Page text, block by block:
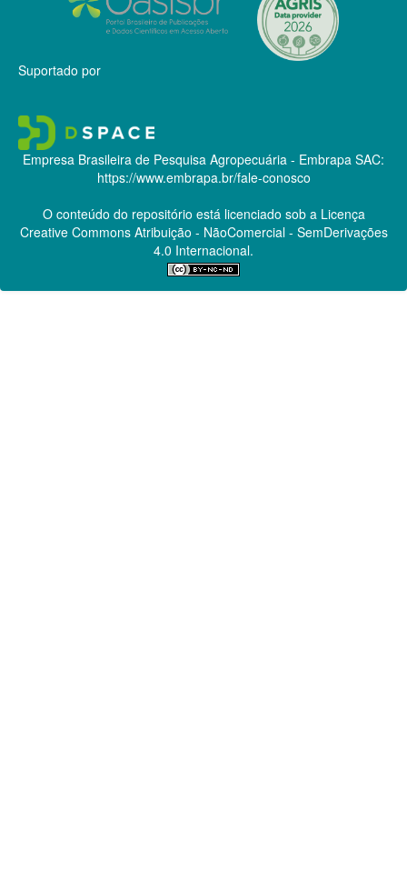
Suportado por
Empresa Brasileira de Pesquisa Agropecuária - Embrapa SAC:
https://www.embrapa.br/fale-conosco
O conteúdo do repositório está licenciado sob a Licença
Creative CommonsAtribuição - NãoComercial - SemDerivações
4.0 Internacional.